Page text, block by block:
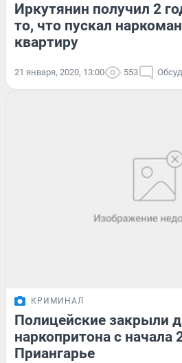
Иркутянин получил 2
то, что пускал
квартиру
21 января, 2020, 13:00 553
КРИМИНАЛ
Полицейские закрыли
наркопритона с начала
Приангарье